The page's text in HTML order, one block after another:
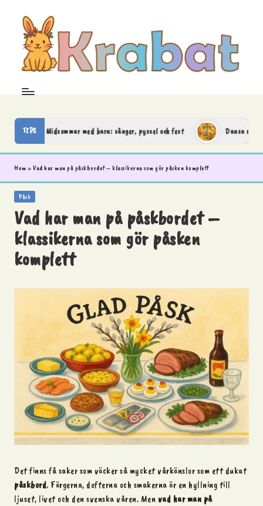
content
K
r
a
b
a
t
leken
börjar
och
fantasin
tar
vid
TIPS
Midsommar med barn: sånger, pyssel och fest Dansa runt
Hem » Vad har man på påskbordet – klassikerna som gör påsken komplett
Posted
in
Påsk
Vad har man på påskbordet –
klassikerna som gör påsken
komplett
Det finns få saker som väcker så mycket vårkänslor som ett dukat
påskbord. Färgerna, dofterna och smakerna är en hyllning till
ljuset, livet och den svenska våren. Men vad har man på